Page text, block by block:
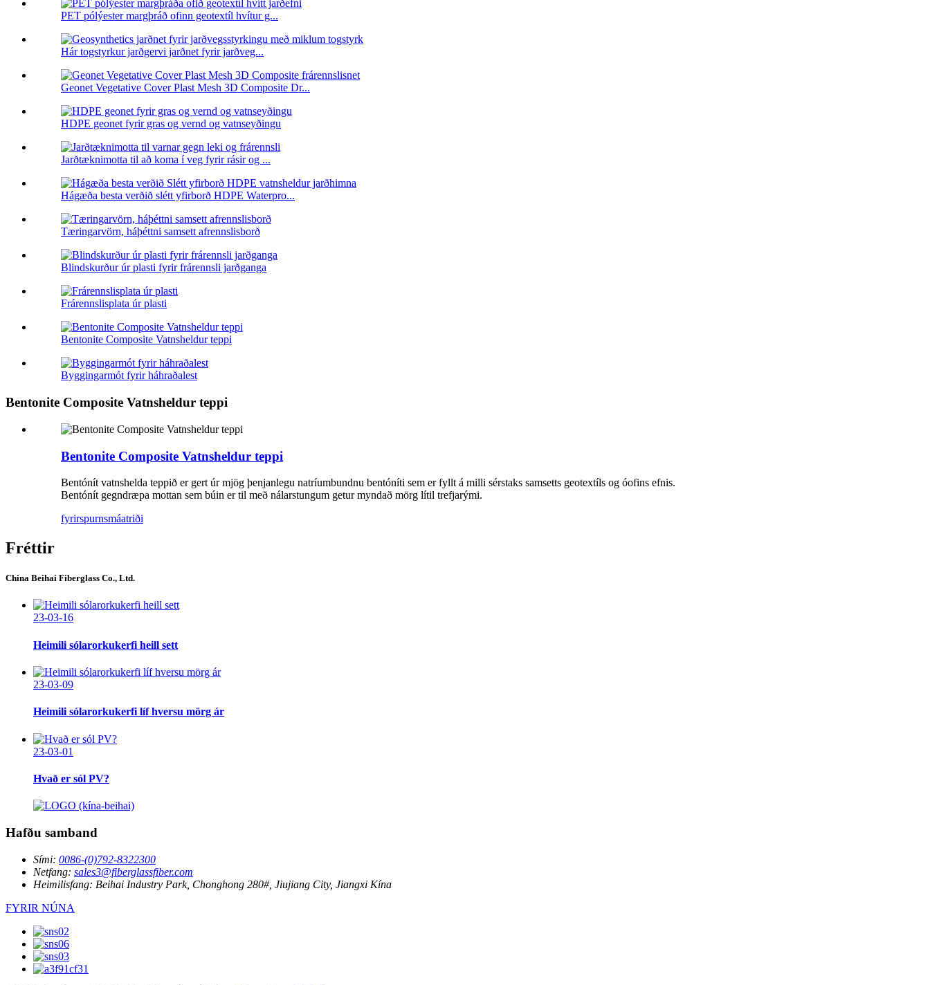
PET pólýester margþráð ofinn geotextíl hvítur g...
Hár togstyrkur jarðgervi jarðnet fyrir jarðveg...
Geonet Vegetative Cover Plast Mesh 3D Composite Dr...
HDPE geonet fyrir gras og vernd og vatnseyðingu
Jarðtæknimotta til að koma í veg fyrir rásir og ...
Hágæða besta verðið slétt yfirborð HDPE Waterpro...
Tæringarvörn, háþéttni samsett afrennslisborð
Blindskurður úr plasti fyrir frárennsli jarðganga
Frárennslisplata úr plasti
Bentonite Composite Vatnsheldur teppi
Byggingarmót fyrir háhraðalest
Bentonite Composite Vatnsheldur teppi
Bentonite Composite Vatnsheldur teppi
Bentónít vatnshelda teppið er gert úr mjög þenjanlegu natríumbundnu bentóníti sem er fyllt á milli sérstaks samsetts geotextíls og óofins efnis.
Bentónít gegndræpa mottan sem búin er til með nálarstungum getur myndað mörg lítil trefjarými.
fyrirspurnsmáatriði
Fréttir
China Beihai Fiberglass Co., Ltd.
23-03-16
Heimili sólarorkukerfi heill sett
23-03-09
Heimili sólarorkukerfi líf hversu mörg ár
23-03-01
Hvað er sól PV?
Hafðu samband
Sími: 0086-(0)792-8322300
Netfang: sales3@fiberglassfiber.com
Heimilisfang: Beihai Industry Park, Chonghong 280#, Jiujiang City, Jiangxi Kína
FYRIR NÚNA